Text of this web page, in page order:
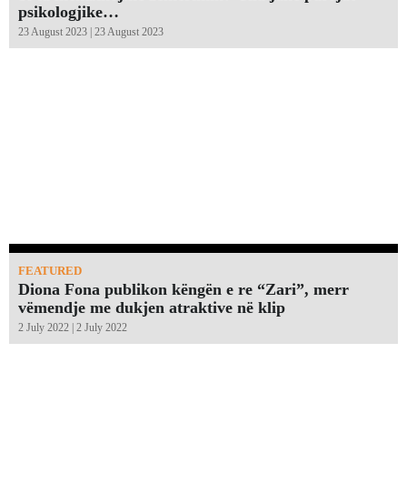
psikologjike…
23 August 2023 | 23 August 2023
FEATURED
Diona Fona publikon këngën e re “Zari”, merr
vëmendje me dukjen atraktive në klip
2 July 2022 | 2 July 2022